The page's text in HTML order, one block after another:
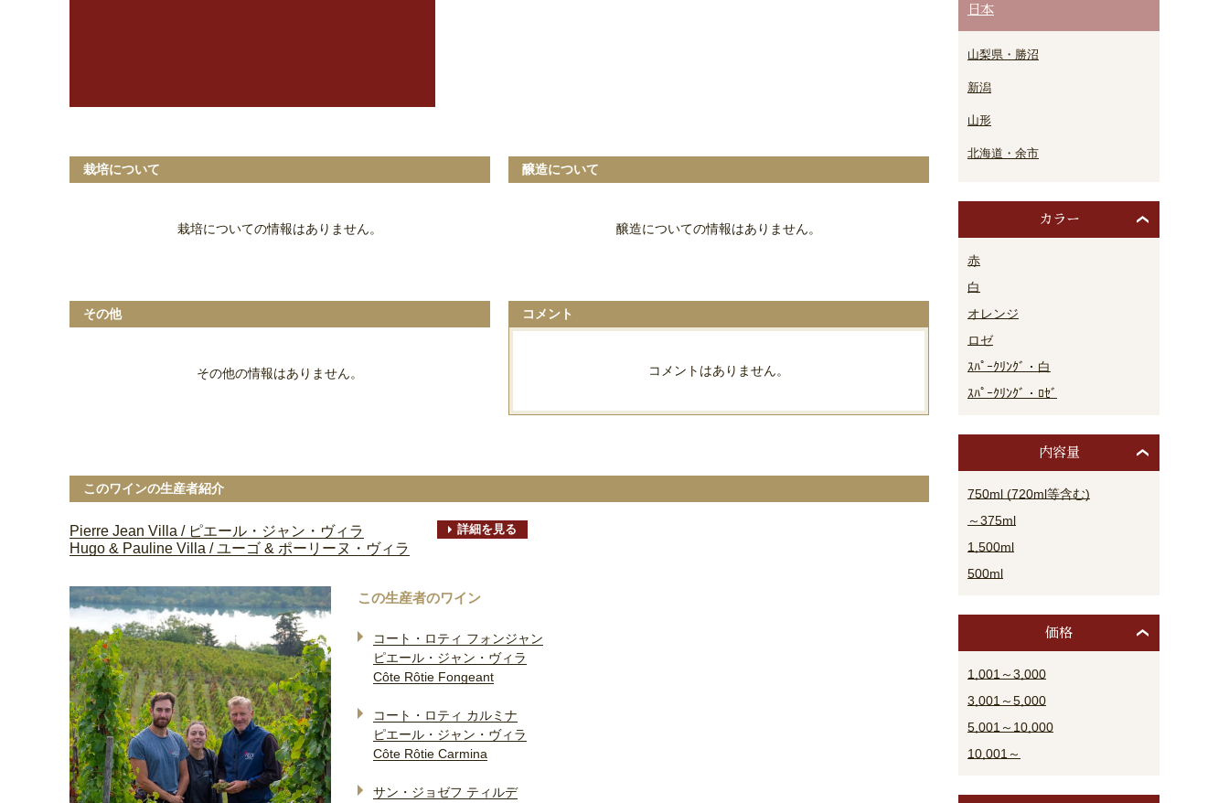
栽培について
栽培についての情報はありません。
醸造について
醸造についての情報はありません。
その他
その他の情報はありません。
コメント
コメントはありません。
このワインの生産者紹介
Pierre Jean Villa / ピエール・ジャン・ヴィラ
Hugo & Pauline Villa / ユーゴ & ポーリーヌ・ヴィラ
詳細を見る
この生産者のワイン
コート・ロティ フォンジャン
ピエール・ジャン・ヴィラ
Côte Rôtie Fongeant
コート・ロティ カルミナ
ピエール・ジャン・ヴィラ
Côte Rôtie Carmina
サン・ジョゼフ ティルデ
日本
山梨県・勝沼
新潟
山形
北海道・余市
カラー
赤
白
オレンジ
ロゼ
ｽﾊﾟｰｸﾘﾝｸﾞ・白
ｽﾊﾟｰｸﾘﾝｸﾞ・ﾛｾﾞ
内容量
750ml (720ml等含む)
～375ml
1,500ml
500ml
価格
1,001～3,000
3,001～5,000
5,001～10,000
10,001～